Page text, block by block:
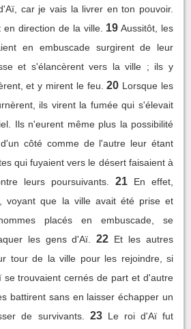
car je vais la livrer en ton pouvoir.
direction de la ville. 19 Aussitôt, les
en embuscade surgirent de leur
et s'élancèrent vers la ville ; ils y
et y mirent le feu. 20 Lorsque les
ils virent la fumée qui s'élevait
Ils n'eurent même plus la possibilité
côté comme de l'autre leur étant
qui fuyaient vers le désert faisaient à
leurs poursuivants.
21
En effet,
voyant que la ville avait été prise et
placés en embuscade, se
les gens d'Aï.
22 Et les autres
tour de la ville pour les rejoindre, si
se trouvaient cernés de part et d'autre
battirent sans en laisser échapper un
de survivants.
23 Le roi d'Aï fut